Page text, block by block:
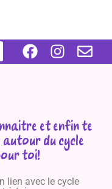
et enfin te
du cycle
toi!
lien avec le cycle